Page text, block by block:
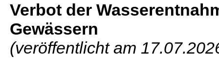
Verbot der
Gewässern
(veröffentlicht am